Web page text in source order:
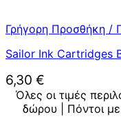
Γρήγορη Προσθήκη /
Sailor Ink Cartridges
6,30 €
Όλες οι τιμές
δώρου | Πόντοι